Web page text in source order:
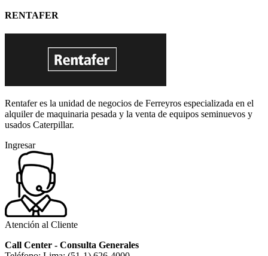
RENTAFER
Rentafer es la unidad de negocios de Ferreyros especializada en el
alquiler de maquinaria pesada y la venta de equipos seminuevos y
usados Caterpillar.
Ingresar
Atención al Cliente
Call Center - Consulta Generales